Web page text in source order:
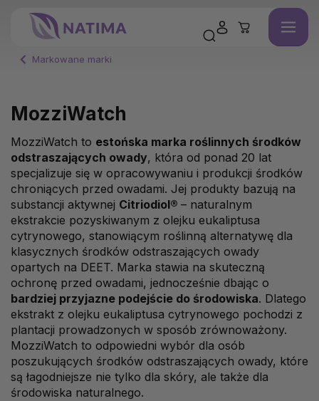
Markowane marki
MozziWatch
MozziWatch to estońska marka roślinnych środków
odstraszających owady, która od ponad 20 lat
specjalizuje się w opracowywaniu i produkcji środków
chroniących przed owadami. Jej produkty bazują na
substancji aktywnej Citriodiol® – naturalnym
ekstrakcie pozyskiwanym z olejku eukaliptusa
cytrynowego, stanowiącym roślinną alternatywę dla
klasycznych środków odstraszających owady
opartych na DEET. Marka stawia na skuteczną
ochronę przed owadami, jednocześnie dbając o
bardziej przyjazne podejście do środowiska. Dlatego
ekstrakt z olejku eukaliptusa cytrynowego pochodzi z
plantacji prowadzonych w sposób zrównoważony.
MozziWatch to odpowiedni wybór dla osób
poszukujących środków odstraszających owady, które
są łagodniejsze nie tylko dla skóry, ale także dla
środowiska naturalnego.